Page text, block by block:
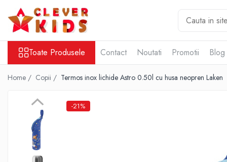
Toate Produsele
Copii
Termosuri pentru alimente
Hidratare
Sticla Aluminiu
Recipient tritan
Termosuri și recipiente termoizolante
Toate Produsele Contact Noutati Promotii
Home / Copii / Termos inox lichide Astro 0.50l cu husa neopren Laken
-21%